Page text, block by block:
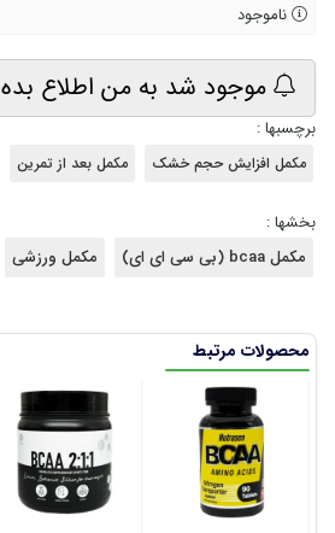
ناموجود
موجود شد به من اطلاع بده
برچسبها :
مکمل افزایش حجم خشک مکمل بعد از تمرین
بخشها :
مکمل bcaa (بی سی ای ای)
مکمل ورزشی
محصولات مرتبط